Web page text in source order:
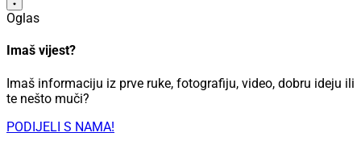
Oglas
Imaš vijest?
Imaš informaciju iz prve ruke, fotografiju, video, dobru ideju ili
te nešto muči?
PODIJELI S NAMA!